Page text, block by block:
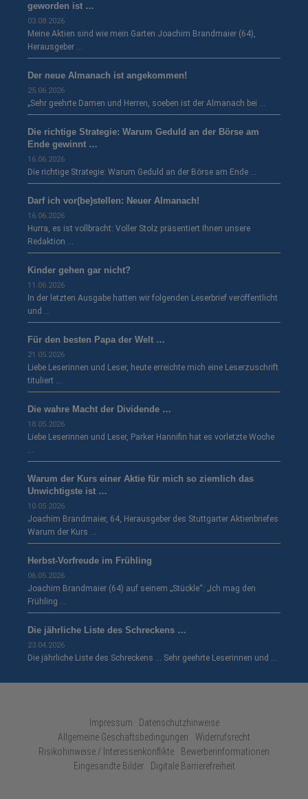
geworden ist …
03.08.2026
Meine Aktien sind wie mein Garten Joachim Brandmaier (64),
Herausgeber …
Der neue Almanach ist angekommen!
25.06.2026
„Sehr geehrte Damen und Herren, soeben ist der Almanach bei …
Die richtige Strategie: Warum Geduld an der Börse am
Ende gewinnt …
16.06.2026
Die richtige Strategie: Warum Geduld an der Börse am Ende …
Darf ich vor(be)stellen: Neuer Almanach!
16.06.2026
Hurra, es ist vollbracht: Voller Stolz präsentiert Ihnen unsere
Redaktion …
Kinder gehen gar nicht?
11.06.2026
In der letzten Ausgabe hatten wir folgenden Leserbrief veröffentlicht
und …
Für den besten Papa der Welt …
21.05.2026
Liebe Leserinnen und Leser, heute erreichte mich eine Leserzuschrift
tituliert …
Die wahre Macht der Dividende …
18.05.2026
Liebe Leserinnen und Leser, Parker Hannifin hat es vorletzte Woche
…
Warum der Kurs einer Aktie für mich so ziemlich das
Unwichtigste ist …
10.05.2026
Joachim Brandmaier, 64, Herausgeber des Stuttgarter Aktienbriefes
Warum der Kurs …
Herbst-Vorfreude im Frühling
06.05.2026
Joachim Brandmaier (64) auf seinem „Stückle“: „Ich mag den
Frühling …
Die jährliche Liste des Schreckens …
23.04.2026
Die jährliche Liste des Schreckens … Sehr geehrte Leserinnen und …
Impressum · Datenschutzhinweise
Allgemeine Geschäftsbedingungen
Widerrufsrecht
Risikohinweise / Interessenkonflikte
Bewerberinformationen
Eingesandte Bilder
Digitale Barrierefreiheit